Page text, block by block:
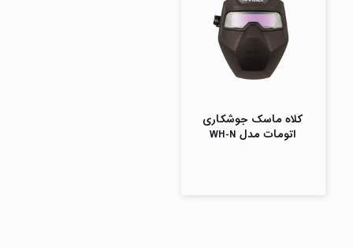
کلاه ماسک جوشکاری
اتومات مدل WH-N